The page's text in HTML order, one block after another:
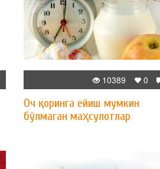
0
10389
Оч қоринга ейиш мумкин
бўлмаган маҳсулотлар